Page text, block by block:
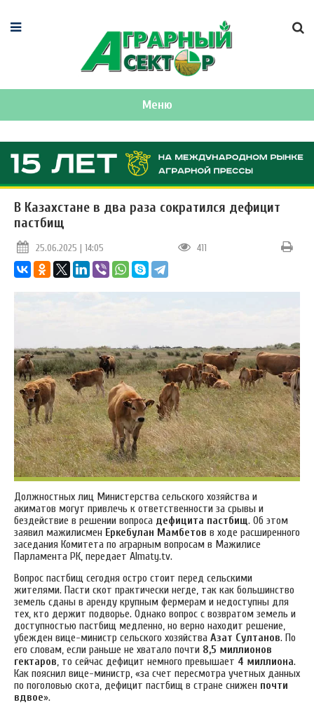
Меню
В Казахстане в два раза сократился дефицит
пастбищ
25.06.2025 | 14:05 411
Должностных лиц Министерства сельского хозяйства и
акиматов могут привлечь к ответственности за срывы и
бездействие в решении вопроса дефицита пастбищ. Об этом
заявил мажилисмен Еркебулан Мамбетов в ходе расширенного
заседания Комитета по аграрным вопросам в Мажилисе
Парламента РК, передает Almaty.tv.
Вопрос пастбищ сегодня остро стоит перед сельскими
жителями. Пасти скот практически негде, так как большинство
земель сданы в аренду крупным фермерам и недоступны для
тех, кто держит подворье. Однако вопрос с возвратом земель и
доступностью пастбищ медленно, но верно находит решение,
убежден вице-министр сельского хозяйства Азат Султанов. По
его словам, если раньше не хватало почти 8,5 миллионов
гектаров, то сейчас дефицит немного превышает 4 миллиона.
Как пояснил вице-министр, «за счет пересмотра учетных данных
по поголовью скота, дефицит пастбищ в стране снижен почти
вдвое».